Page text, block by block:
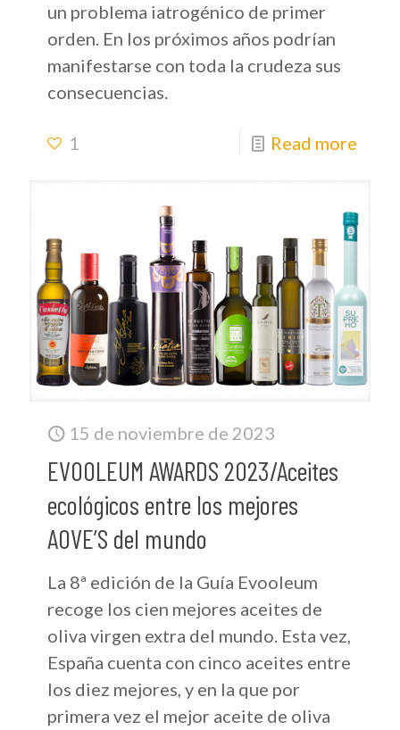
un problema iatrogénico de primer
orden. En los próximos años podrían
manifestarse con toda la crudeza sus
consecuencias.
1 Read more
15 de noviembre de 2023
EVOOLEUM AWARDS 2023/Aceites
ecológicos entre los mejores
AOVE’S del mundo
La 8ª edición de la Guía Evooleum
recoge los cien mejores aceites de
oliva virgen extra del mundo. Esta vez,
España cuenta con cinco aceites entre
los diez mejores, y en la que por
primera vez el mejor aceite de oliva